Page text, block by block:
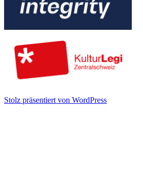
Stolz präsentiert von WordPress